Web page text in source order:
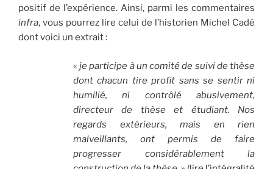
positif de l’expérience. Ainsi, parmi les commentaires
infra, vous pourrez lire celui de l’historien Michel Cadé
dont voici un extrait :
«je participe à un comité de suivi de thèse
dont chacun tire profit sans se sentir ni
humilié, ni contrôlé abusivement,
directeur de thèse et étudiant. Nos
regards extérieurs, mais en rien
malveillants, ont permis de faire
progresser considérablement la